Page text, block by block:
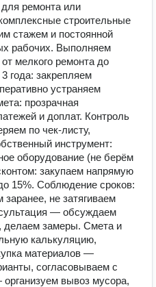
ремонта или
строительные
стажем и постоянной
рабочих. Выполняем
мелкого ремонта до
года: закрепляем
устраняем
прозрачная
и доплат. Контроль
по чек‑листу,
инструмент:
оборудование (не берём
закупаем напрямую
15%. Соблюдение сроков:
не затягиваем
— обсуждаем
делаем замеры. Смета и
калькуляцию,
материалов —
согласовываем с
вывоз мусора,